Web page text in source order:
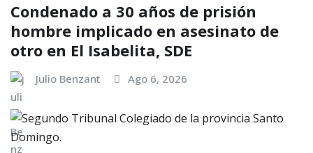
Condenado a 30 años de prisión
hombre implicado en asesinato de
otro en El Isabelita, SDE
Julio Benzant Ago 6, 2026